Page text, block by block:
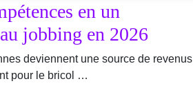
en un
jobbing en 2026
deviennent une source de revenus
pour le bricol …